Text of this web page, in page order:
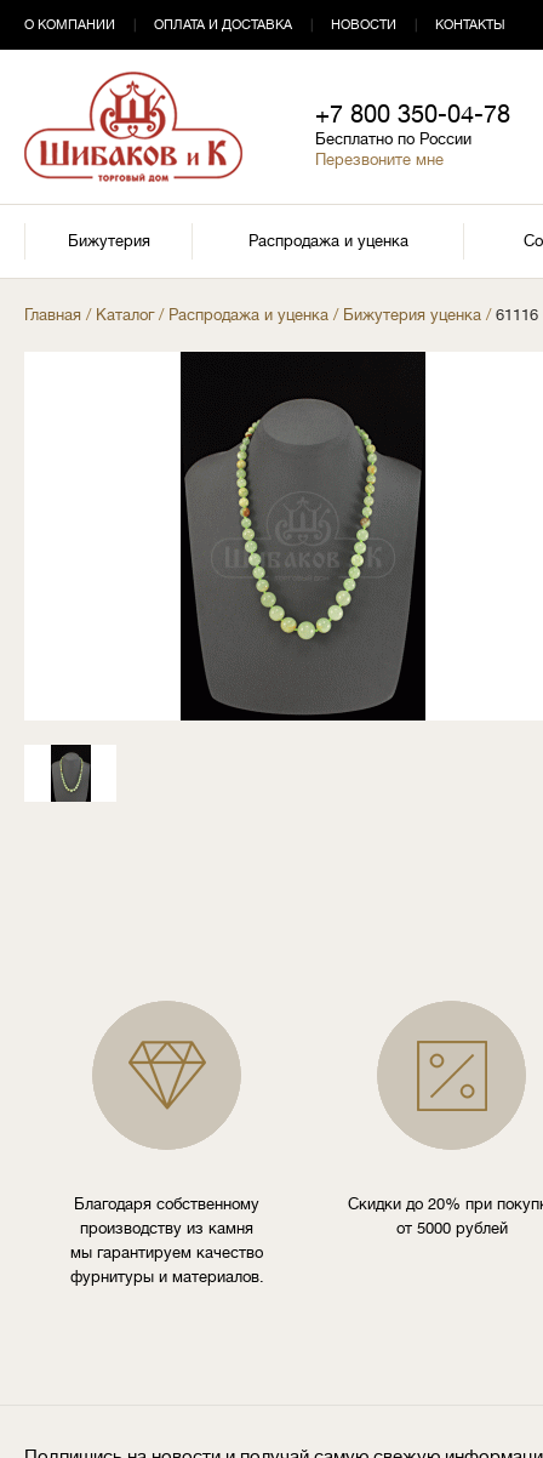
О КОМПАНИИ ОПЛАТА И ДОСТАВКА НОВОСТИ КОНТАКТЫ
+7 800 350-04-78
Бесплатно по России
Перезвоните мне
Бижутерия Распродажа и уценка
Главная / Каталог/ Распродажа и уценка / Бижутерия уценка /
Благодаря собственному
производству из камня
мы гарантируем качество
фурнитуры и материалов.
Скидки до 20% при
от 5000 рублей